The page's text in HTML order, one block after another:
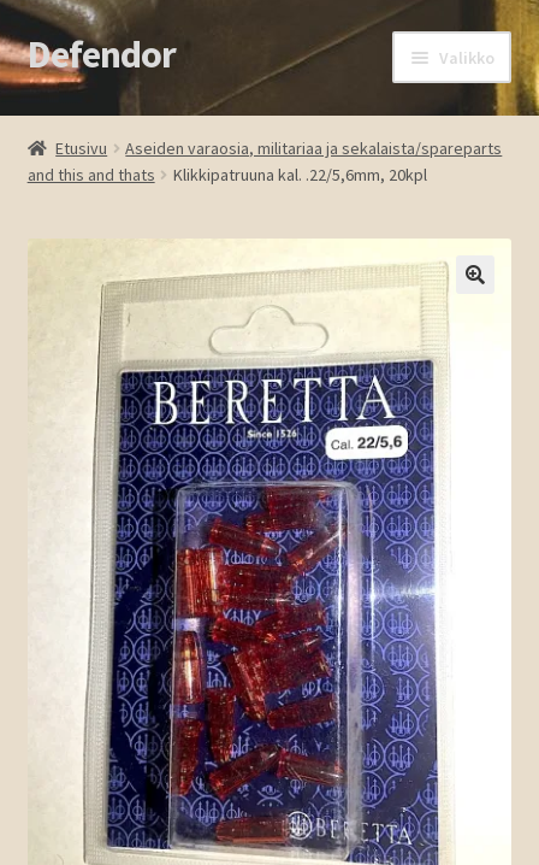
Siirry
navigointiin
Siirry
sisältöön
Defendor Valikko
Etusivu
Kassa
Oma tili
Ostoskori
Tuotteet
Ota yhteyttä
Etusivu
Aseiden varaosia, militariaa ja sekalaista/spareparts
and this and thats
Klikkipatruuna kal. .22/5,6mm, 20kpl